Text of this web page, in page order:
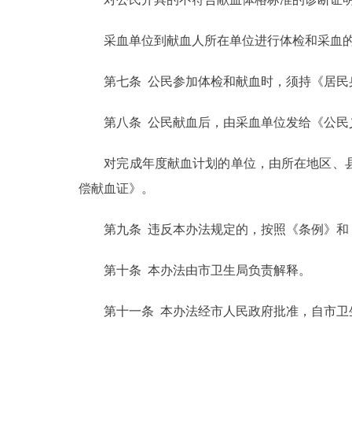
采血单位到献血人所在单位进行体检和采血
第七条 公民参加体检和献血时，须持《居民
第八条 公民献血后，由采血单位发给《公民
对完成年度献血计划的单位，由所在地区、
偿献血证》。
第九条 违反本办法规定的，按照《条例》和
第十条 本办法由市卫生局负责解释。
第十一条 本办法经市人民政府批准，自市卫